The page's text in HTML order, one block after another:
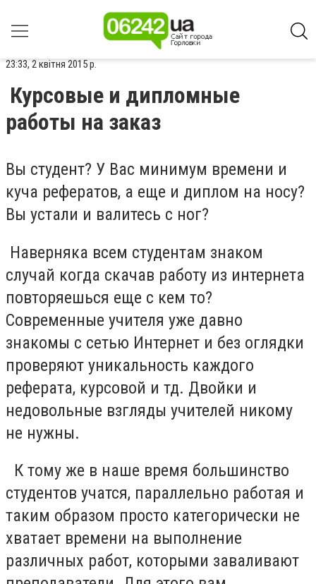
23:33, 2 квітня 2015 р.
Курсовые и дипломные
работы на заказ
Вы студент? У Вас минимум времени и
куча рефератов, а еще и диплом на носу?
Вы устали и валитесь с ног?
Наверняка всем студентам знаком
случай когда скачав работу из интернета
повторяешься еще с кем то?
Современные учителя уже давно
знакомы с сетью Интернет и без оглядки
проверяют уникальность каждого
реферата, курсовой и тд. Двойки и
недовольные взгляды учителей никому
не нужны.
К тому же в наше время большинство
студентов учатся, параллельно работая и
таким образом просто категорически не
хватает времени на выполнение
различных работ, которыми заваливают